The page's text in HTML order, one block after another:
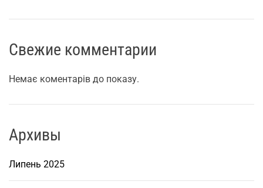
Свежие комментарии
Немає коментарів до показу.
Архивы
Липень 2025